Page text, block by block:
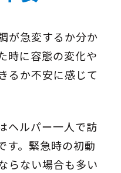
が急変するか分か
時に容態の変化や
るか不安に感じて
ヘルパー一人で訪
す。緊急時の初動
らない場合も多い